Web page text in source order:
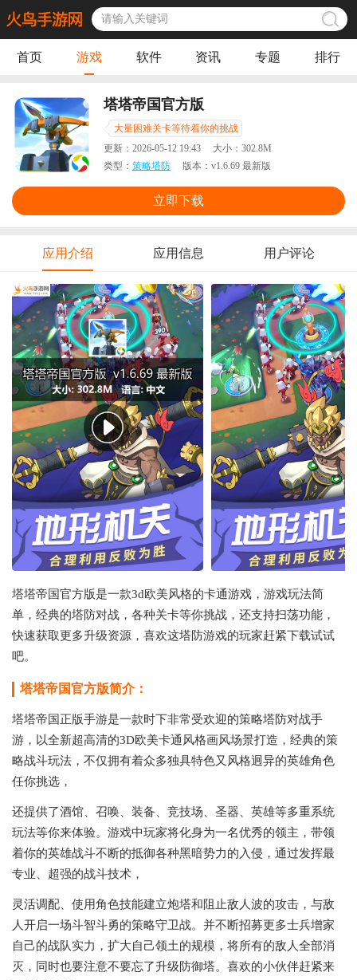
首页 游戏 软件 资讯 专题 排行
塔塔帝国官方版
大量困难关卡等待着你的挑战
更新： 2026-05-12 19:43 大小： 302.8M
类型： 策略塔防 版本： v1.6.69 最新版
立即下载
应用介绍 应用信息 用户评论
塔塔帝国官方版是一款3d欧美风格的卡通游戏，游戏玩法简
单，经典的塔防对战，各种关卡等你挑战，还支持扫荡功能，
快速获取更多升级资源，喜欢这塔防游戏的玩家赶紧下载试试
吧。
塔塔帝国官方版简介：
塔塔帝国正版手游是一款时下非常受欢迎的策略塔防对战手
游，以全新超高清的3D欧美卡通风格画风场景打造，经典的策
略战斗玩法，不仅拥有着众多独具特色又风格迥异的英雄角色
任你挑选，
还提供了酒馆、召唤、装备、竞技场、圣器、英雄等多重系统
玩法等你来体验。游戏中玩家将化身为一名优秀的领主，带领
着你的英雄战斗不断的抵御各种黑暗势力的入侵，通过发挥最
专业、超强的战斗技术，
灵活调配、使用角色技能建立炮塔和阻止敌人波的攻击，与敌
人开启一场斗智斗勇的策略守卫战。并不断招募更多士兵增家
自己的战队实力，扩大自己领土的规模，将所有的敌人全部消
灭，同时也要注意不要忘了升级防御塔。喜欢的小伙伴赶紧来